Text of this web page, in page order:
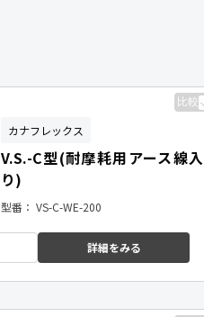
比較
カナフレックス
V.S.-C型(耐摩耗用アース線入
り)
型番： VS-C-WE-200
詳細をみる